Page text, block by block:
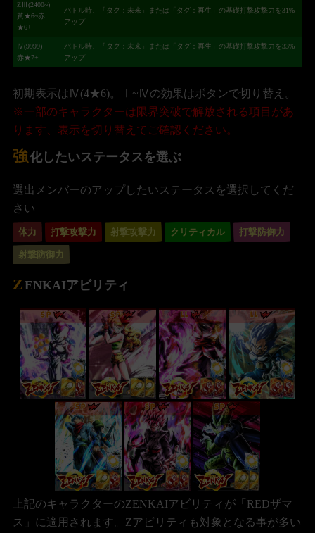
ZⅢ(2400~)
黃★6~赤
★6+
バトル時、「タグ：未来」または「タグ：再生」の基礎打撃攻撃力を31%
アップ
Ⅳ(9999)
赤★7+
バトル時、「タグ：未来」または「タグ：再生」の基礎打撃攻撃力を33%
アップ
初期表示はⅣ(4★6)。Ⅰ~Ⅳの効果はボタンで切り替え。
※一部のキャラクターは限界突破で解放される項目があ
ります、表示を切り替えてご確認ください。
強化したいステータスを選ぶ
選出メンバーのアップしたいステータスを選択してくだ
さい
体力 打撃攻撃力 射撃攻撃力 クリティカル 打撃防御力
射撃防御力
ZENKAIアビリティ
SP SP LL LL
SP SP SP
上記のキャラクターのZENKAIアビリティが「REDザマ
ス」に適用されます。Zアビリティも対象となる事が多い